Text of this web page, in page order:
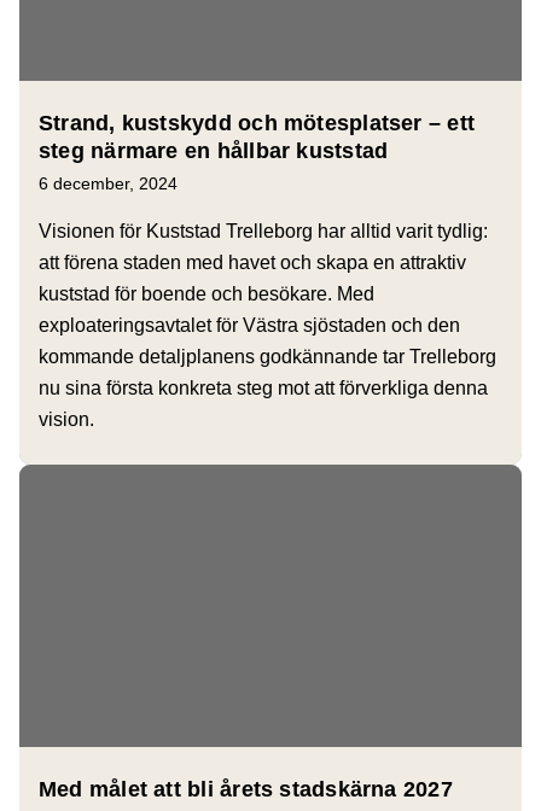
Strand, kustskydd och mötesplatser – ett
steg närmare en hållbar kuststad
6 december, 2024
Visionen för Kuststad Trelleborg har alltid varit tydlig:
att förena staden med havet och skapa en attraktiv
kuststad för boende och besökare. Med
exploateringsavtalet för Västra sjöstaden och den
kommande detaljplanens godkännande tar Trelleborg
nu sina första konkreta steg mot att förverkliga denna
vision.
Med målet att bli årets stadskärna 2027